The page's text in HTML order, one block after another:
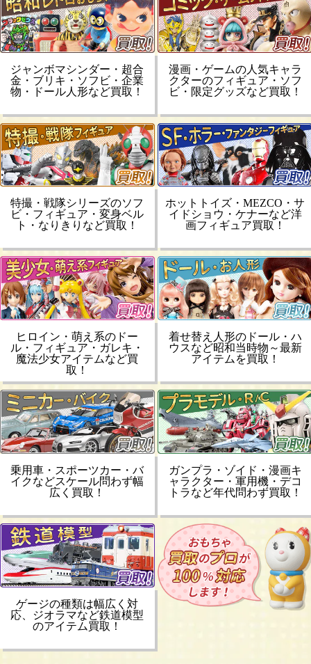
ジャンボマシンダー・超合
金・ブリキ・ソフビ・企業
物・ドール人形など買取！
漫画・ゲームの人気キャラ
クターのフィギュア・ソフ
ビ・限定グッズなど買取！
特撮・戦隊シリーズのソフ
ビ・フィギュア・変身ベル
ト・なりきりなど買取！
ホットトイズ・MEZCO・サ
イドショウ・ケナーなど洋
画フィギュア買取！
ヒロイン・萌え系のドー
ル・フィギュア・ガレキ・
魔法少女アイテムなど買
取！
着せ替え人形のドール・ハ
ウスなど昭和当時物～最新
アイテムを買取！
乗用車・スポーツカー・バ
イクなどスケール問わず幅
広く買取！
ガンプラ・ゾイド・漫画キ
ャラクター・軍用機・デコ
トラなど年代問わず買取！
ゲージの種類は幅広く対
応、ジオラマなど鉄道模型
のアイテム買取！